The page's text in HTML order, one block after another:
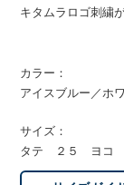
キタムラロゴ刺繍
カラー：
アイスブルー／ホ
サイズ：
タテ ２５ ヨコ